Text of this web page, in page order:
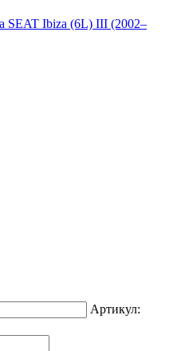
Артикул: